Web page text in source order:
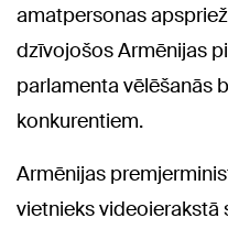
amatpersonas
dzīvojošos Armēnijas
parlamenta vēlēšanās
konkurentiem.
Armēnijas
vietnieks videoierakstā